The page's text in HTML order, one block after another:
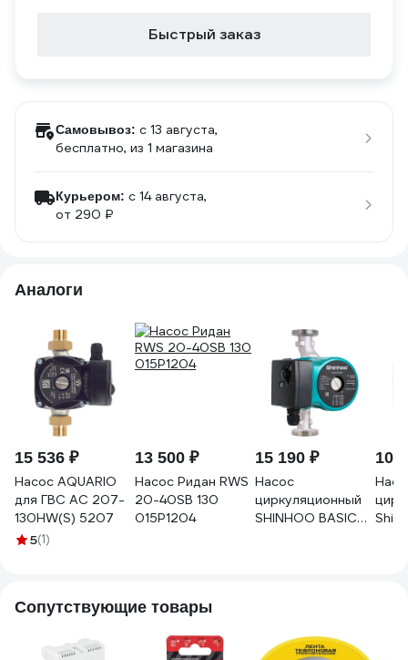
Быстрый заказ
Самовывоз: c 13 августа,
бесплатно, из 1 магазина
Курьером: c 14 августа,
от 290 ₽
Аналоги
15 536 ₽
Насос AQUARIO
для ГВС AC 207-
130HW(S) 5207
5(1)
13 500 ₽
Насос Ридан RWS
20-40SB 130
015P1204
15 190 ₽
Насос
циркуляционный
SHINHOO BASIC
10
Сопутствующие товары